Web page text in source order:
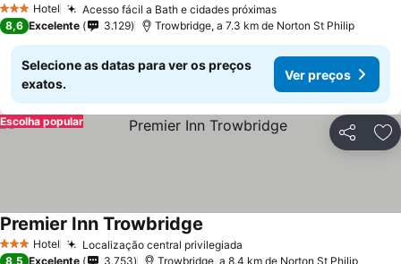
3 EstrelasHotel Acesso fácil a Bath e cidades próximas
8,6 Excelente 3.129 Trowbridge, a 7.3 km de Norton St Philip
Selecione as datas para ver os preços
exatos.
Ver preços
Partilhar
Escolha popular
3 EstrelasHotel Localização central privilegiada
Premier Inn Trowbridge
8,5 Excelente 3.753 Trowbridge, a 8.4 km de Norton St Philip